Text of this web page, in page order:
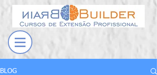
BLOG